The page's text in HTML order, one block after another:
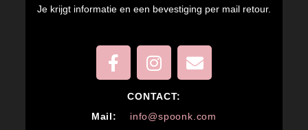
Je krijgt informatie en een bevestiging per mail retour.
CONTACT:
Mail:
info@spoonk.com